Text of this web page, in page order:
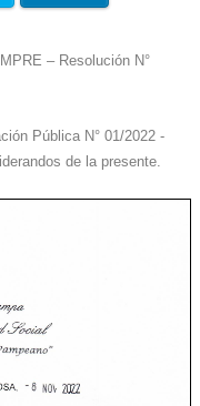
– Resolución N°
Pública N° 01/2022 -
de la presente.